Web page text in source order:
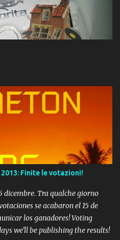
Nosotros Somos Los Del
2013: Finite le votazioni!
dicembre. Tra qualche giorno
se acabaron el 15 de
los ganadores! Voting
we'll be publishing the results!